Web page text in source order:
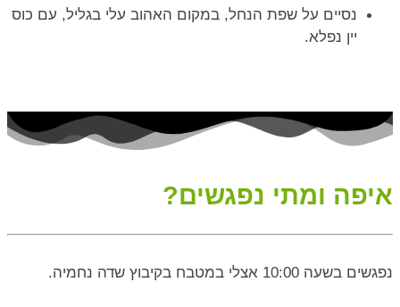
נסיים על שפת הנחל, במקום האהוב עלי בגליל, עם כוס
יין נפלא.
איפה ומתי נפגשים?
נפגשים בשעה 10:00 אצלי במטבח בקיבוץ שדה נחמיה.